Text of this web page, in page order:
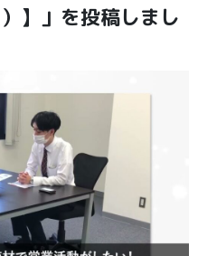
】」を投稿しまし